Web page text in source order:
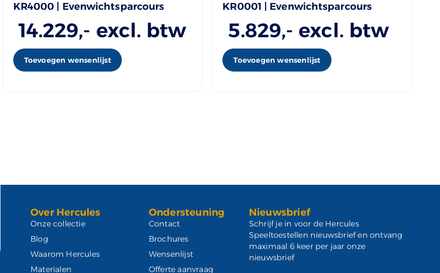
KR4000 | Evenwichtsparcours
14.229,- excl. btw
Toevoegen wensenlijst
KR0001 | Evenwichtsparcours
5.829,- excl. btw
Toevoegen wensenlijst
Over Hercules
Onze collectie
Blog
Waarom Hercules
Materialen
Ondersteuning
Contact
Brochures
Wensenlijst
Offerte aanvraag
Nieuwsbrief
Schrijf je in voor de Hercules
Speeltoestellen nieuwsbrief en ontvang
maximaal 6 keer per jaar onze
nieuwsbrief